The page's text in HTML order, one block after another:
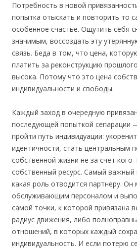
Потребность в новой
попытка отыскать и повторить то
особенное счастье. Ощутить себя
значимым, воссоздать эту
связь. Беда в том, что цена,
платить за реконструкцию
высока. Потому что это цена
индивидуальности и свободы.
Каждый заход в очередную
последующей попыткой сепарации
пройти путь индивидуации:
идентичности, стать центральным
собственной жизни не за счет кого-
собственный ресурс. Самый
какая роль отводится партнеру.
обслуживающим персоналом и
самой точки, к которой привязана
радиус движения, либо
отношений, в которых каждый
индивидуальность. И если потерю